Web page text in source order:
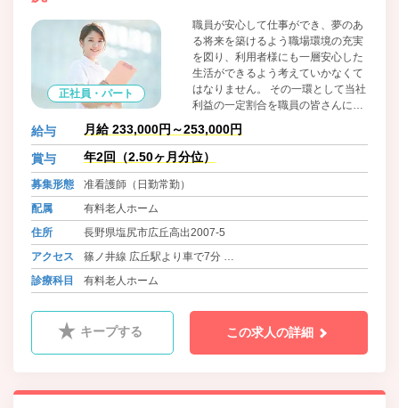
正社員・パート
職員が安心して仕事ができ、夢のあ
る将来を築けるよう職場環境の充実
を図り、利用者様にも一層安心した
生活ができるよう考えていかなくて
はなりません。 その一環として当社
利益の一定割合を職員の皆さんに還
元するため基本給の見直しと手当の
見直しを実施いたしました。今後も
利用者様の安全と職員が安心して仕
事ができるよう快適な職場を目指し
いります。
給与 月給 233,000円～253,000円
賞与 年2回（2.50ヶ月分位）
募集形態
准看護師（日勤常勤）
配属
有料老人ホーム
住所
長野県塩尻市広丘高出2007-5
アクセス
篠ノ井線 広丘駅より車で7分
JR中央本線(東京～塩尻)、JR中央本線(名古屋～塩尻) 塩尻
診療科目 有料老人ホーム
キープする この求人の詳細